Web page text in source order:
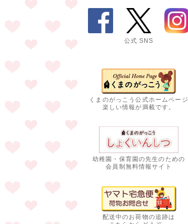
公式 SNS
くまのがっこう公式ホームページ
楽しい情報が満載です。
幼稚園・保育園の先生のための
会員制無料情報サイト
配送中のお荷物の追跡は